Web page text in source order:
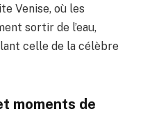
Venise, où les
sortir de l’eau,
celle de la célèbre
moments de